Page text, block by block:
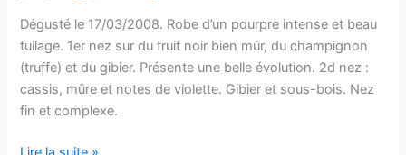
Gauby
–
1997
Dégusté le 17/03/2008. Robe d’un pourpre intense et beau
tuilage. 1er nez sur du fruit noir bien mûr, du champignon
(truffe) et du gibier. Présente une belle évolution. 2d nez :
cassis, mûre et notes de violette. Gibier et sous-bois. Nez
fin et complexe.
Côtes